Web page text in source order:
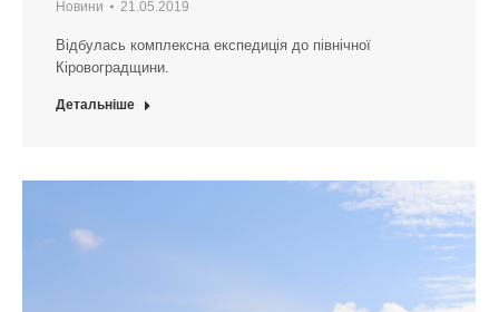
Новини 21.05.2019
Відбулась комплексна експедиція до північної
Кіровоградщини.
Детальніше